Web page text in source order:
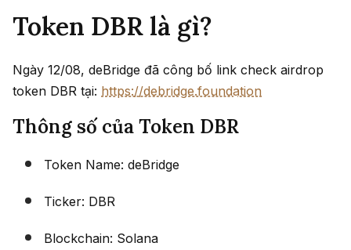
Token DBR là gì?
Ngày 12/08, deBridge đã công bố link check airdrop
token DBR tại: https://debridge.foundation
Thông số của Token DBR
Token Name: deBridge
Ticker: DBR
Blockchain: Solana